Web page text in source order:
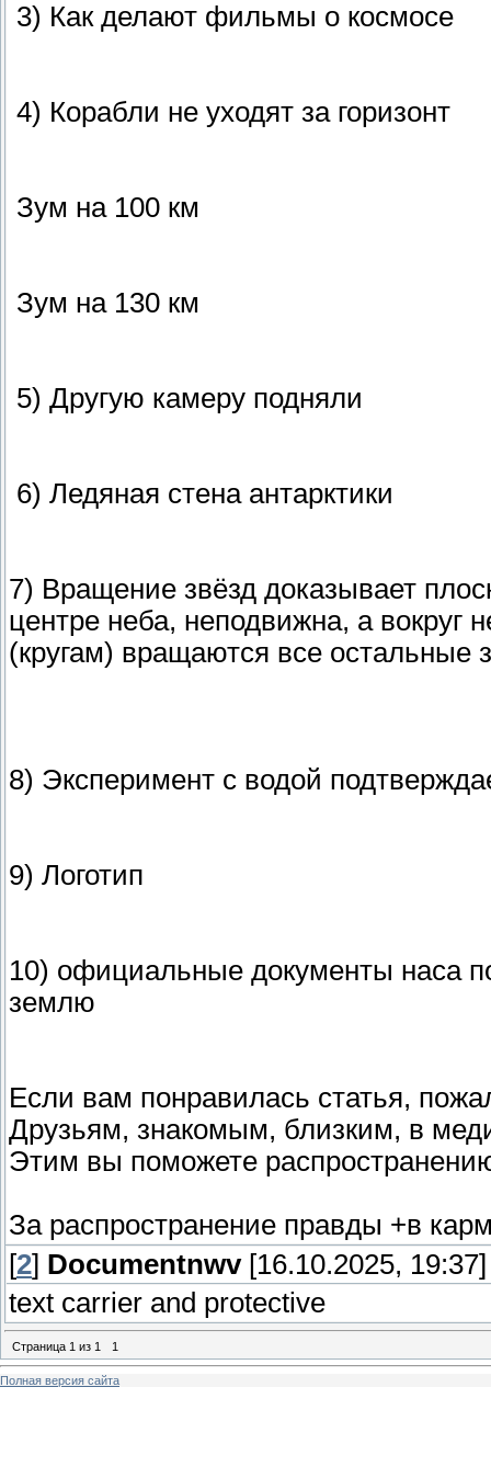
3) Как делают фильмы о космосе
4) Корабли не уходят за горизонт
Зум на 100 км
Зум на 130 км
5) Другую камеру подняли
6) Ледяная стена антарктики
7) Вращение звёзд доказывает
центре неба, неподвижна, а
(кругам) вращаются все остальные
8) Эксперимент с водой
9) Логотип
10) официальные документы наса
землю
Если вам понравилась статья,
Друзьям, знакомым, близким, в
Этим вы поможете
За распространение правды +в
[2] Documentnwv[16.10.2025, 19:37]
text carrier and protective
Страница 1 из 1 1
Полная версия сайта